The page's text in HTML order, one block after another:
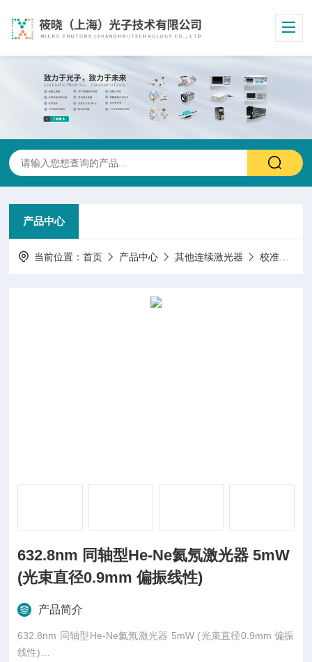
产品中心
当前位置：首页 产品中心 其他连续激光器 校准源激光器
632.8nm 同轴型He-Ne氦氖激光器 5mW
(光束直径0.9mm 偏振线性)
产品简介
632.8nm 同轴型He-Ne氦氖激光器 5mW (光束直径0.9mm 偏振
线性)